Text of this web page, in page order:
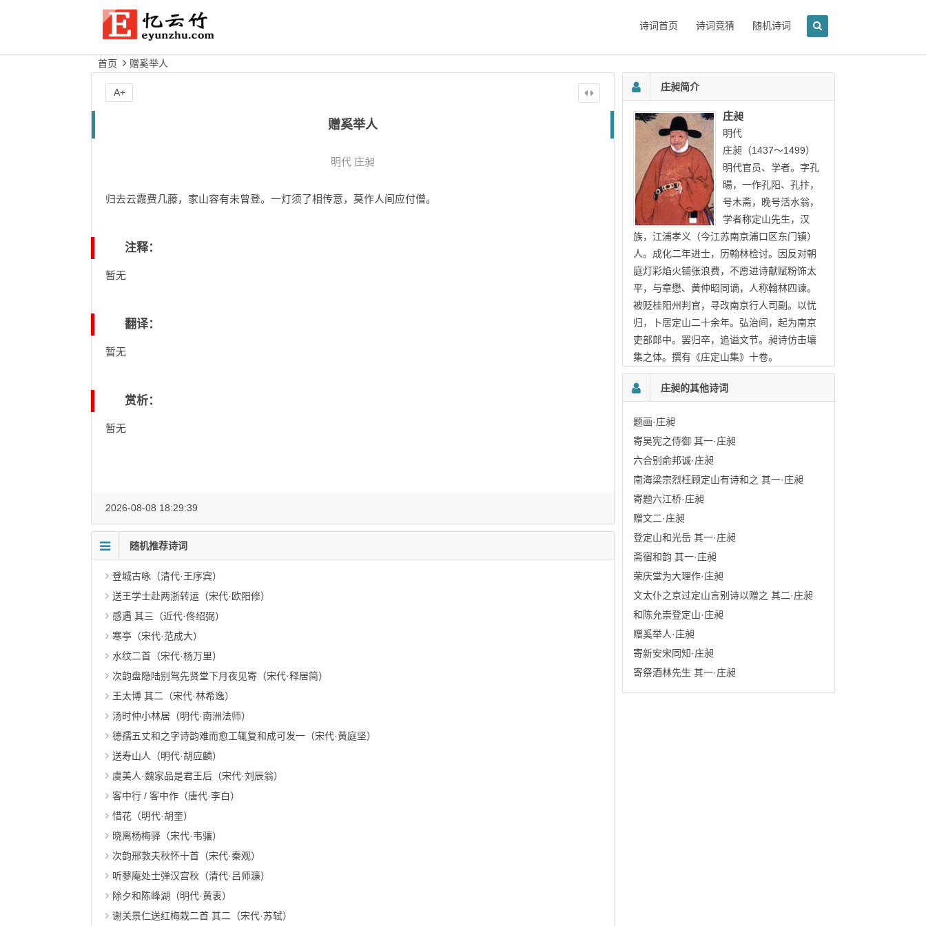
诗词首页 诗词竞猜 随机诗词
首页 赠奚举人
赠奚举人
明代 庄昶
归去云霞费几藤，家山容有未曾登。一灯须了相传意，莫作人间应付僧。
注释：
暂无
翻译：
暂无
赏析：
暂无
A+
2026-08-08 18:29:39
随机推荐诗词
登城古咏（清代·王序宾）
送王学士赴两浙转运（宋代·欧阳修）
感遇 其三（近代·佟绍弼）
寒亭（宋代·范成大）
水纹二首（宋代·杨万里）
次韵盘隐陆别驾先贤堂下月夜见寄（宋代·释居简）
王太博 其二（宋代·林希逸）
汤时仲小林居（明代·南洲法师）
德孺五丈和之字诗韵难而愈工辄复和成可发一（宋代·黄庭坚）
送寿山人（明代·胡应麟）
虞美人·魏家品是君王后（宋代·刘辰翁）
客中行 / 客中作（唐代·李白）
惜花（明代·胡奎）
晓离杨梅驿（宋代·韦骧）
次韵邢敦夫秋怀十首（宋代·秦观）
听蓼庵处士弹汉宫秋（清代·吕师濂）
除夕和陈峰湖（明代·黄衷）
谢关景仁送红梅栽二首 其二（宋代·苏轼）
庄昶简介
庄昶
明代
庄昶（1437～1499）
明代官员、学者。字孔
暘，一作孔阳、孔抃，
号木斋，晚号活水翁，
学者称定山先生，汉
族，江浦孝义（今江苏南京浦口区东门镇）
人。成化二年进士，历翰林检讨。因反对朝
庭灯彩焰火铺张浪费，不愿进诗献赋粉饰太
平，与章懋、黄仲昭同谪，人称翰林四谏。
被贬桂阳州判官，寻改南京行人司副。以忧
归，卜居定山二十余年。弘治间，起为南京
吏部郎中。罢归卒，追谥文节。昶诗仿击壤
集之体。撰有《庄定山集》十卷。
庄昶的其他诗词
题画·庄昶
寄吴宪之侍御 其一·庄昶
六合别俞邦诚·庄昶
南海梁宗烈枉顾定山有诗和之 其一·庄昶
寄题六江桥·庄昶
赠文二·庄昶
登定山和光岳 其一·庄昶
斋宿和韵 其一·庄昶
荣庆堂为大理作·庄昶
文太仆之京过定山言别诗以赠之 其二·庄昶
和陈允崇登定山·庄昶
赠奚举人·庄昶
寄新安宋同知·庄昶
寄祭酒林先生 其一·庄昶